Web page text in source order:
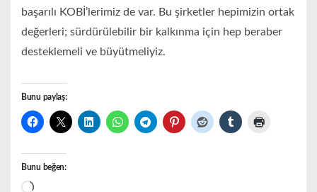
başarılı KOBİ’lerimiz de var. Bu şirketler hepimizin ortak
değerleri; sürdürülebilir bir kalkınma için hep beraber
desteklemeli ve büyütmeliyiz.
Bunu paylaş:
Bunu beğen:
Yükleniyor...